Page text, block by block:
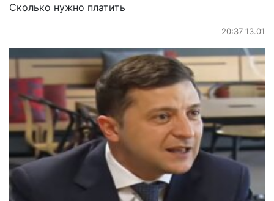
Сколько нужно платить
20:37 13.01